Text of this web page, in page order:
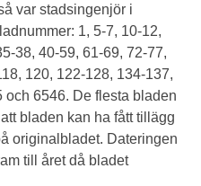
var stadsingenjör i
1, 5-7, 10-12,
38, 40-59, 61-69, 72-77,
120, 122-128, 134-137,
och 6546. De flesta bladen
bladen kan ha fått tillägg
originalbladet. Dateringen
till året då bladet